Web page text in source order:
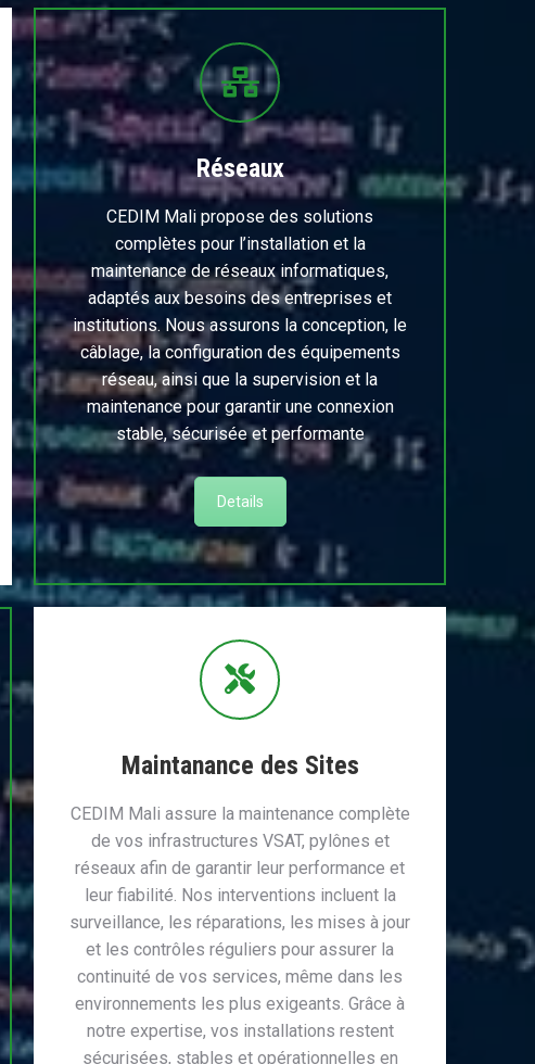
Réseaux
CEDIM Mali propose des solutions
complètes pour l’installation et la
maintenance de réseaux informatiques,
adaptés aux besoins des entreprises et
institutions. Nous assurons la conception, le
câblage, la configuration des équipements
réseau, ainsi que la supervision et la
maintenance pour garantir une connexion
stable, sécurisée et performante
Details
Maintanance des Sites
CEDIM Mali assure la maintenance complète
de vos infrastructures VSAT, pylônes et
réseaux afin de garantir leur performance et
leur fiabilité. Nos interventions incluent la
surveillance, les réparations, les mises à jour
et les contrôles réguliers pour assurer la
continuité de vos services, même dans les
environnements les plus exigeants. Grâce à
notre expertise, vos installations restent
sécurisées, stables et opérationnelles en